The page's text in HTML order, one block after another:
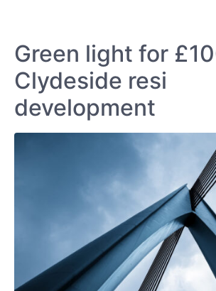
Green light for
Clydeside resi
development